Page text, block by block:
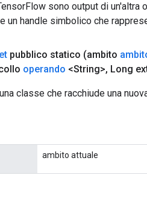
sono output di un'altra
un handle simbolico che
pubblico statico (ambito
operando <String>, Long
classe che racchiude una
ambito attuale